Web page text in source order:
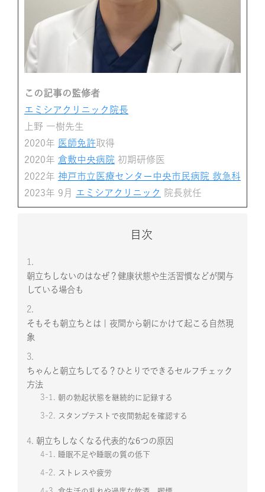
この記事の監修者
エミシアクリニック院長
上野 一樹先生
2020年 医師免許取得
2020年 倉敷中央病院 初期研修医
2022年 神戸市立医療センター中央市民病院 救急科
2023年 9月 エミシアクリニック 院長就任
目次
1.
朝立ちしないのはなぜ？健康状態や生活習慣などが関与
している場合も
2.
そもそも朝立ちとは | 夜間から朝にかけて起こる自然現
象
3.
ちゃんと朝立ちしてる？ひとりでできるセルフチェック
方法
3-1. 朝の勃起状態を継続的に記録する
3-2. スタンプテストで夜間勃起を確認する
4. 朝立ちしなくなる代表的な6つの原因
4-1. 睡眠不足や睡眠の質の低下
4-2. ストレスや疲労